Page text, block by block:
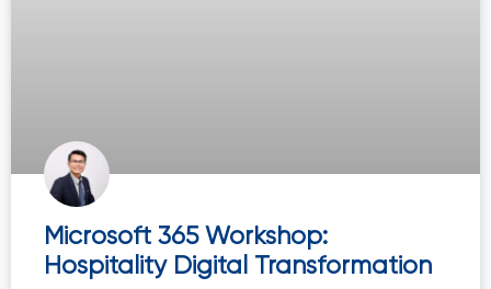
Microsoft 365 Workshop:
Hospitality Digital Transformation